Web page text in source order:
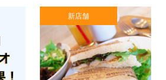
新店舗